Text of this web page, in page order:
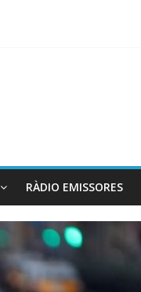
RÀDIO EMISSORES